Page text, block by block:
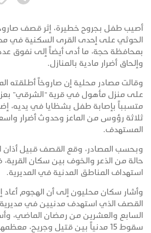
أصيب طفل بجروح خطيرة، إثر قصف
الحوثي على إحدى القرى السكنية في
بمحافظة حجة، ما أدى أيضاً إلى نفوق
وإلحاق أضرار مادية بالمنازل.
وقالت مصادر محلية إن صاروخاً أطلقته
على منزل مأهول في قرية “الشرقي”
متسبباً بإصابة طفل بشظايا في يديه،
ثلاثة رؤوس من الماعز وحدوث أضرار
المستهدف.
وبحسب المصادر، وقع القصف قبيل أذان
حالة من الذعر والخوف بين سكان
استهداف المناطق المدنية في المديرية.
وأشار سكان محليون إلى أن الهجوم أعاد
القصف الذي استهدف مدنيين في
السابع والعشرين من رمضان الماضي،
سقوط 15 مدنياً بين قتيل وجريح، معظمهم من الأطفال.